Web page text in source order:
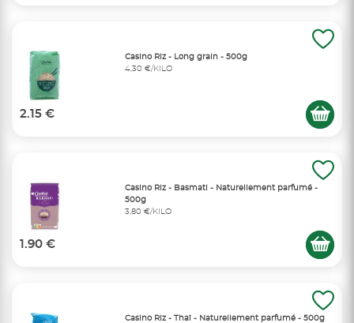
Casino Riz - Long grain - 500g
4,30 €/KILO
2.15 €
Casino Riz - Basmati - Naturellement parfumé -
500g
3,80 €/KILO
1.90 €
Casino Riz - Thaï - Naturellement parfumé - 500g